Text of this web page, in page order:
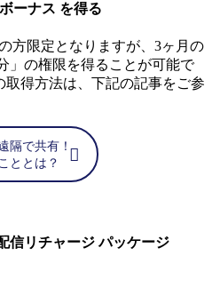
ーナス を得る
方限定となりますが、3ヶ月の
」の権限を得ることが可能で
得方法は、下記の記事をご参
隔で共有！
ととは？
信リチャージ パッケージ